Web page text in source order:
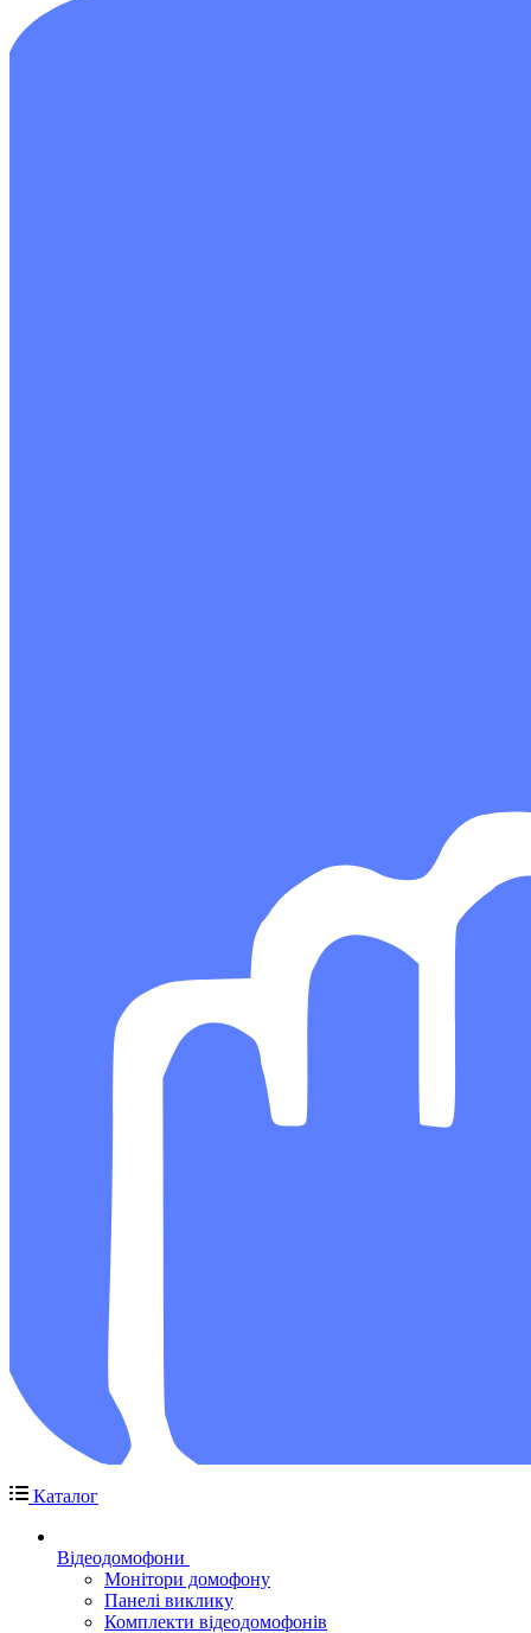
Каталог
Відеодомофони
Монітори домофону
Панелі виклику
Комплекти відеодомофонів